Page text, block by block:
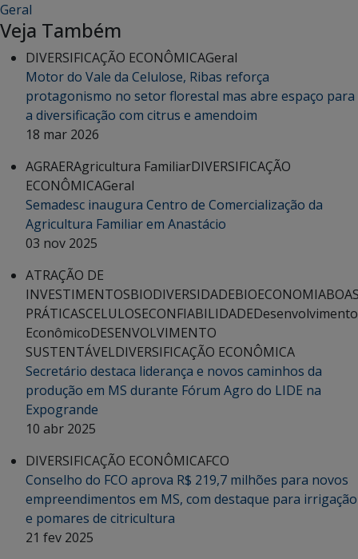
Geral
Veja Também
DIVERSIFICAÇÃO ECONÔMICAGeral
Motor do Vale da Celulose, Ribas reforça
protagonismo no setor florestal mas abre espaço para
a diversificação com citrus e amendoim
18 mar 2026
AGRAERAgricultura FamiliarDIVERSIFICAÇÃO
ECONÔMICAGeral
Semadesc inaugura Centro de Comercialização da
Agricultura Familiar em Anastácio
03 nov 2025
ATRAÇÃO DE
INVESTIMENTOSBIODIVERSIDADEBIOECONOMIA
PRÁTICASCELULOSECONFIABILIDADEDesenvolvimento
EconômicoDESENVOLVIMENTO
SUSTENTÁVELDIVERSIFICAÇÃO ECONÔMICA
Secretário destaca liderança e novos caminhos da
produção em MS durante Fórum Agro do LIDE na
Expogrande
10 abr 2025
DIVERSIFICAÇÃO ECONÔMICAFCO
Conselho do FCO aprova R$ 219,7 milhões para novos
empreendimentos em MS, com destaque para irrigação
e pomares de citricultura
21 fev 2025